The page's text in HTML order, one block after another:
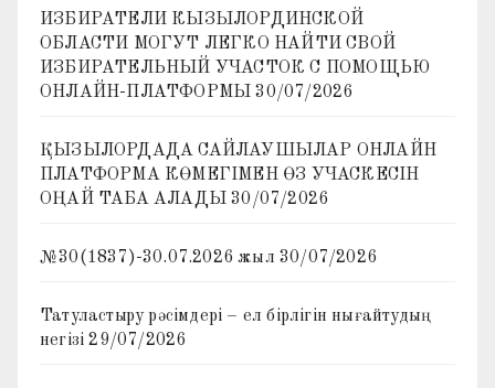
ИЗБИРАТЕЛИ КЫЗЫЛОРДИНСКОЙ
ОБЛАСТИ МОГУТ ЛЕГКО НАЙТИ СВОЙ
ИЗБИРАТЕЛЬНЫЙ УЧАСТОК С ПОМОЩЬЮ
ОНЛАЙН-ПЛАТФОРМЫ 30/07/2026
ҚЫЗЫЛОРДАДА САЙЛАУШЫЛАР ОНЛАЙН
ПЛАТФОРМА КӨМЕГІМЕН ӨЗ УЧАСКЕСІН
ОҢАЙ ТАБА АЛАДЫ 30/07/2026
№30(1837)-30.07.2026 жыл 30/07/2026
Татуластыру рәсімдері – ел бірлігін нығайтудың
негізі 29/07/2026